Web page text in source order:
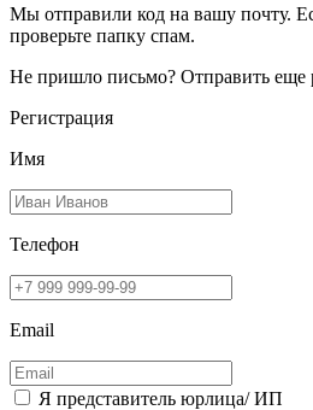
Мы отправили код на вашу почту.
проверьте папку спам.
Не пришло письмо? Отправить еще
Регистрация
Имя
Телефон
Email
Я представитель юрлица/ ИП